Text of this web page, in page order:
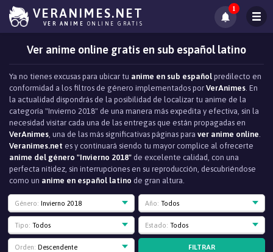
VERANIMES.NET
VER ANIME ONLINE GRATIS
1
Ver anime online gratis en sub español latino
Ya no tienes excusas para ubicar tu anime en sub español predilecto en
conformidad a los filtros de género implementados por VerAnimes. En
la actualidad dispondrás de la posibilidad de localizar tu anime de la
categoría "Invierno 2018" de una manera más expedita y efectiva, sin la
necesidad visitar cada una de las entregas que están propagadas en
VerAnimes, una de las más significativas páginas para ver anime online.
Veranimes.net es y continuará siendo tu mayor complice al ofrecerte
anime del género "Invierno 2018" de excelente calidad, con una
perfecta nitidez, sin interrupciones en su reproducción, descubriéndose
como un anime en español latino de gran altura.
Género: Invierno 2018 Año: Todos
Tipo: Todos Estado: Todos
Orden: Descendente FILTRAR